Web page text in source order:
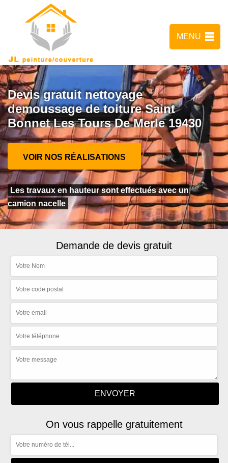
MENU
Devis gratuit nettoyage
demoussage de toiture Saint
Bonnet Les Tours De Merle 19430
VOIR NOS RÉALISATIONS
Les travaux en hauteur sont effectués avec un
camion nacelle
Demande de devis gratuit
On vous rappelle gratuitement